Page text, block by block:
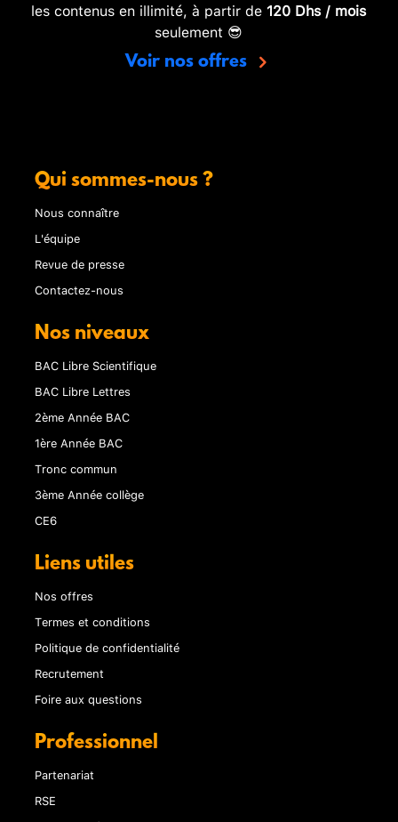
les contenus en illimité, à partir de 120 Dhs / mois
seulement 😎
Voir nos offres
Qui sommes-nous ?
Nous connaître
L'équipe
Revue de presse
Contactez-nous
Nos niveaux
BAC Libre Scientifique
BAC Libre Lettres
2ème Année BAC
1ère Année BAC
Tronc commun
3ème Année collège
CE6
Liens utiles
Nos offres
Termes et conditions
Politique de confidentialité
Recrutement
Foire aux questions
Professionnel
Partenariat
RSE